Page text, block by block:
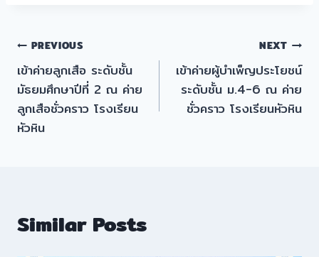
แนะแนว
เรื่อง
PREVIOUS
เข้าค่ายลูกเสือ ระดับชั้น
มัธยมศึกษาปีที่ 2 ณ ค่าย
ลูกเสือชั่วคราว โรงเรียน
หัวหิน
NEXT
เข้าค่ายผู้บำเพ็ญประโยชน์
ระดับชั้น ม.4-6 ณ ค่าย
ชั่วคราว โรงเรียนหัวหิน
Similar Posts